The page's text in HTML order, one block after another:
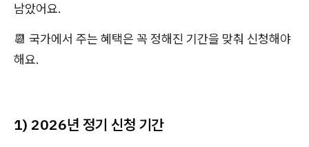
남았어요.
📆 국가에서 주는 혜택은 꼭 정해진 기간을 맞춰 신청해야
해요.
1) 2026년 정기 신청 기간